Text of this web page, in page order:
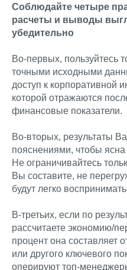
Соблюдайте четыре
расчеты и выводы
убедительно
Во-первых, пользуйтесь
точными исходными
доступ к корпоративной
которой отражаются
финансовые показатели.
Во-вторых, результаты
пояснениями, чтобы
Не ограничивайтесь
Вы составите, не
будут легко
В-третьих, если по
рассчитаете экономию/
процент она составляет
или другого ключевого
оперируют топ-